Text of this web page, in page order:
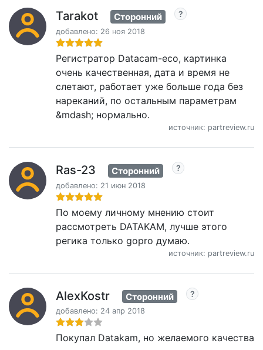
Tarakot Сторонний
добавлено: 26 ноя 2018
Регистратор Datacam-eco, картинка
очень качественная, дата и время не
слетают, работает уже больше года без
нареканий, по остальным параметрам
&mdash; нормально.
источник: partreview.ru
Ras-23 Сторонний
добавлено: 21 июн 2018
По моему личному мнению стоит
рассмотреть DATAKAM, лучше этого
регика только gopro думаю.
источник: partreview.ru
AlexKostr Сторонний
добавлено: 24 апр 2018
Покупал Datakam, но желаемого качества